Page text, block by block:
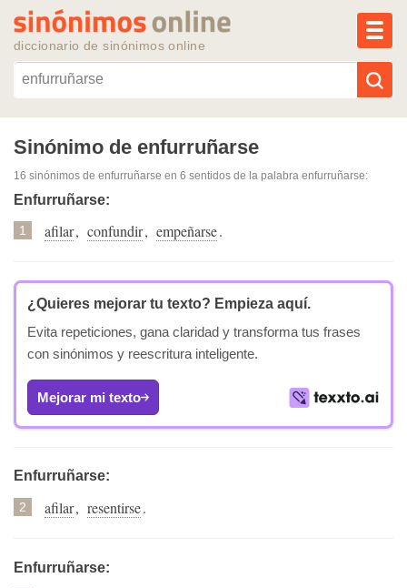
diccionario de sinónimos online
Reescribir texto con IA
Sinónimos populares
Temas populares
Temas recientes
Sinónimo de enfurruñarse
16 sinónimos de enfurruñarse en 6 sentidos de la palabra enfurruñarse:
Enfurruñarse:
1 afilar, confundir, empeñarse.
¿Quieres mejorar tu texto? Empieza aquí.
Evita repeticiones, gana claridad y transforma tus frases
con sinónimos y reescritura inteligente.
Mejorar mi texto
Enfurruñarse:
2 afilar, resentirse.
Enfurruñarse: